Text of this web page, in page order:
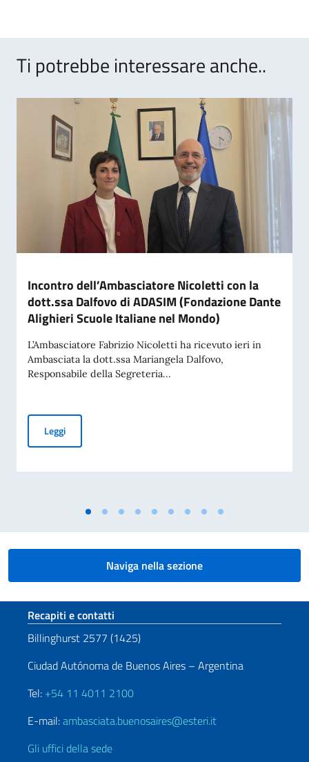
Ti potrebbe interessare anche..
Incontro dell’Ambasciatore Nicoletti con la
dott.ssa Dalfovo di ADASIM (Fondazione Dante
Alighieri Scuole Italiane nel Mondo)
L’Ambasciatore Fabrizio Nicoletti ha ricevuto ieri in
Ambasciata la dott.ssa Mariangela Dalfovo,
Responsabile della Segreteria...
LeggiIncontro dell’Ambasciatore Nicoletti con la dott.ssa
Naviga nella sezione
Sezione footer
Recapiti e contatti
Billinghurst 2577 (1425)
Ciudad Autónoma de Buenos Aires – Argentina
Tel: +54 11 4011 2100
E-mail:ambasciata.buenosaires@esteri.it
Gli uffici della sede